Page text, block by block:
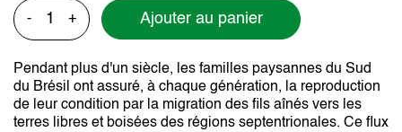
- + Ajouter au panier
Pendant plus d'un siècle, les familles paysannes du Sud
du Brésil ont assuré, à chaque génération, la reproduction
de leur condition par la migration des fils aînés vers les
terres libres et boisées des régions septentrionales. Ce flux